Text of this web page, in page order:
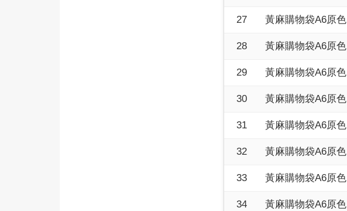
27 黃麻購物袋A6原色
28 黃麻購物袋A6原色
29 黃麻購物袋A6原色
30 黃麻購物袋A6原色
31 黃麻購物袋A6原色
32 黃麻購物袋A6原色
33 黃麻購物袋A6原色
34 黃麻購物袋A6原色